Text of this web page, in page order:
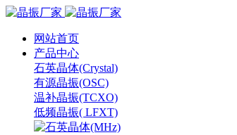
网站首页
产品中心
石英晶体(Crystal)
有源晶振(OSC)
温补晶振(TCXO)
低频晶振( LFXT)